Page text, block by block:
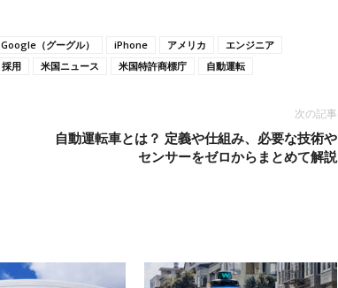
Google（グーグル） iPhone アメリカ
エンジニア
採用 米国ニュース 米国特許商標庁 自動運転
次の記事
自動運転車とは？ 定義や仕組み、必要な技術や
センサーをゼロからまとめて解説